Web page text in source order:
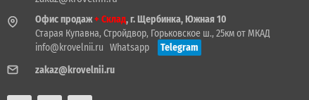
Офис продаж+ Склад, г. Щербинка, Южная 10
Старая Купавна, Стройдвор, Горьковское ш., 25км от МКАД
info@krovelnii.ru
Whatsapp
Telegram
zakaz@krovelnii.ru